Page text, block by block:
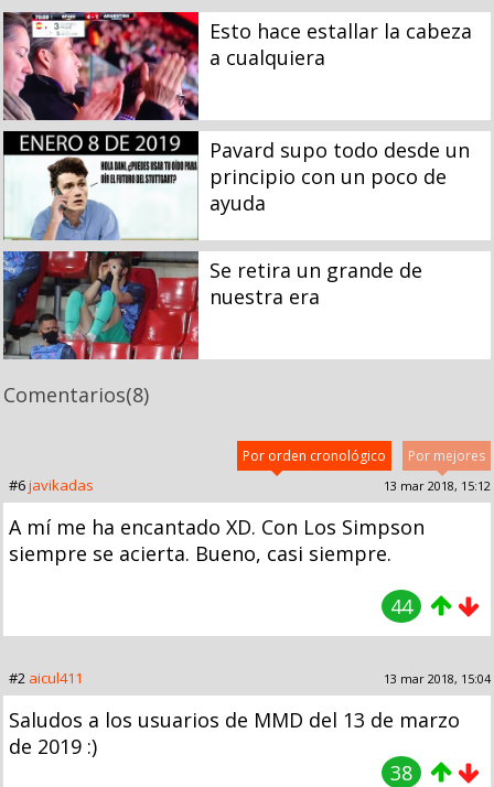
Esto hace estallar la cabeza
a cualquiera
Pavard supo todo desde un
principio con un poco de
ayuda
Se retira un grande de
nuestra era
Comentarios(8)
Por mejores
Por orden cronológico
#6javikadas 13 mar 2018, 15:12
A mí me ha encantado XD. Con Los Simpson
siempre se acierta. Bueno, casi siempre.
44
#2 aicul411 13 mar 2018, 15:04
Saludos a los usuarios de MMD del 13 de marzo
de 2019 :)
38